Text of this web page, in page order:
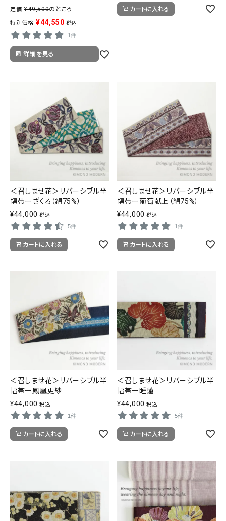
定価 ¥49,500のところ
特別価格 ¥44,550 税込
1件
詳細を見る
カートに入れる
＜召しませ花＞リバーシブル半
幅帯ーざくろ（絹75%）
¥44,000 税込
5件
カートに入れる
＜召しませ花＞リバーシブル半
幅帯ー葡萄献上（絹75%）
¥44,000 税込
1件
カートに入れる
＜召しませ花＞リバーシブル半
幅帯ー鳳凰更紗
¥44,000 税込
1件
カートに入れる
＜召しませ花＞リバーシブル半
幅帯ー睡蓮
¥44,000 税込
5件
カートに入れる